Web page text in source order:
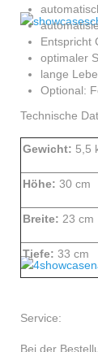
Entspricht
optimaler
lange
Optional:
Technische
Gewicht: 5,5
Höhe: 30 cm
Breite: 23 cm
Tiefe: 33 cm
Service:
Bei der